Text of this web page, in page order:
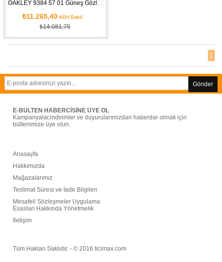
₺11.265,40KDV Dahil
₺14.081,75
1
Gönder
E-BÜLTEN HABERCİSİNE ÜYE OL
Kampanyalar,indirimler ve duyurularımızdan haberdar olmak için
bültenimize üye olun.
Anasayfa
Hakkımızda
Mağazalarımız
Teslimat Süresi ve İade Bilgileri
Mesafeli Sözleşmeler Uygulama
Esasları Hakkında Yönetmelik
letişim
Tüm Hakları Saklıdır. - © 2016 ticimax.com